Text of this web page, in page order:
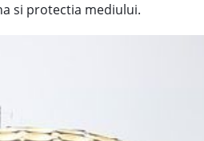
si protectia mediului.